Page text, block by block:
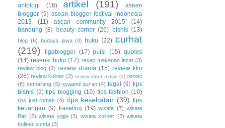
antologi (18) artikel (191)
asean
blogger (9) asean blogger festival indonesia
2013
(11) asean community 2015
(14)
bandung (8) beauty corner (26) bisnis (13)
blog (6) budaya jawa (4) buku (22) curhat
(219)
ligablogger (17) puisi (15) quotes
(14) resensi buku (17) resep makanan lezat (3)
review blog (2) review drama (15) review film
(26) review kuliner (2) review short movie (1) rezeki
(6) semarang (6) syaamil qur'an (4) tegal (9) tips
bisnis (9) tips blogging (10) tips fashion (10)
tips jual rumah (4) tips kesehatan (39) tips
keuangan (9) traveling (19) wisata (7) wisata
Bali (2) wisata jogja (3) wisata kuliner (2) wisata
kuliner sunda (3)